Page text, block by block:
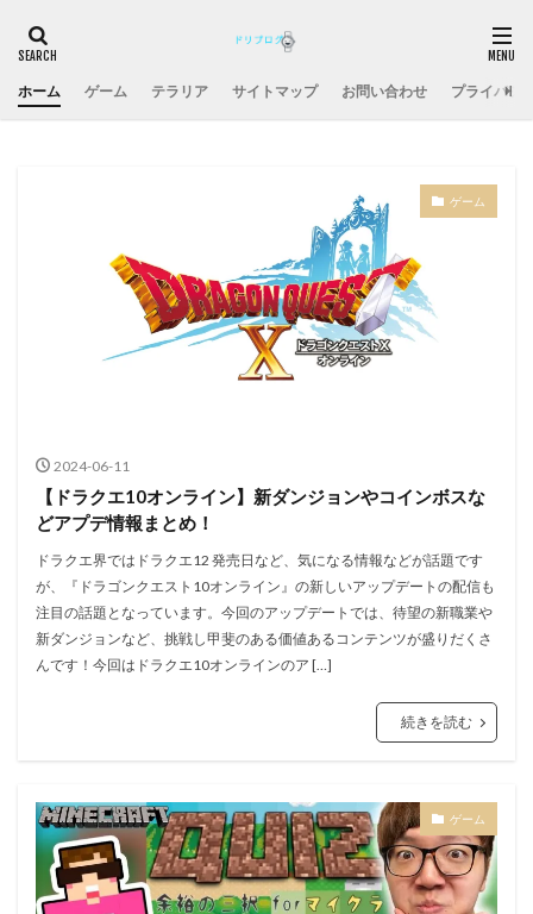
ホーム ゲーム テラリア サイトマップ お問い合わせ プライバシ
ゲーム
2024-06-11
【ドラクエ10オンライン】新ダンジョンやコインボスな
どアプデ情報まとめ！
ドラクエ界ではドラクエ12 発売日など、気になる情報などが話題です
が、『ドラゴンクエスト10オンライン』の新しいアップデートの配信も
注目の話題となっています。今回のアップデートでは、待望の新職業や
新ダンジョンなど、挑戦し甲斐のある価値あるコンテンツが盛りだくさ
んです！今回はドラクエ10オンラインのア […]
続きを読む
ゲーム